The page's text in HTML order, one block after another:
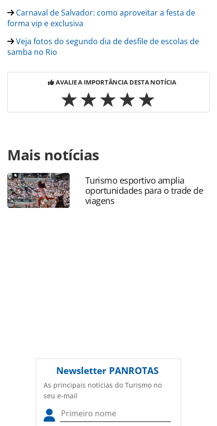
Carnaval de Salvador: como aproveitar a festa de
forma vip e exclusiva
Veja fotos do segundo dia de desfile de escolas de
samba no Rio
AVALIE A IMPORTÂNCIA DESTA NOTÍCIA
https://www.panrotas.com.br/destinos/eventos/2024/02/
e-escola-de-samba-campea-do-carnaval-do-rio-
2024_203118.html ou as ferramentas oferecidas na página.
Todo o conteúdo produzido pela PANROTAS Editora é
protegido pela legislação brasileira sobre direito autoral.
Não reproduza o conteúdo sem autorização da PANROTAS
Mais notícias
Turismo esportivo amplia
oportunidades para o trade de
viagens
Newsletter PANROTAS
As principais notícias do Turismo no
seu e-mail